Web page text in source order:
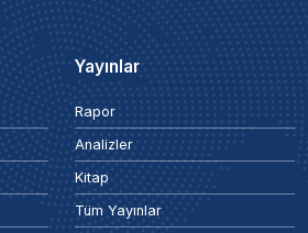
Yayınlar
Rapor
Analizler
Kitap
Tüm Yayınlar